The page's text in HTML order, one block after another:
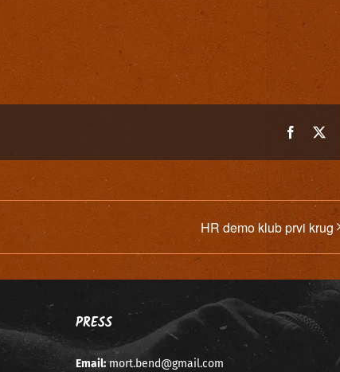
Facebook
HR demo klub prvi krug
PRESS
Email: mort.bend@gmail.com